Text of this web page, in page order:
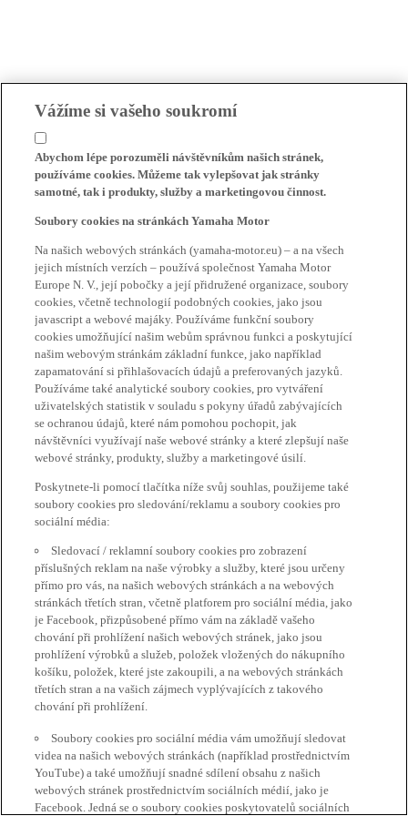
Vážíme si vašeho soukromí
Abychom lépe porozuměli návštěvníkům našich stránek,
používáme cookies. Můžeme tak vylepšovat jak stránky
samotné, tak i produkty, služby a marketingovou činnost.
Soubory cookies na stránkách Yamaha Motor
Na našich webových stránkách (yamaha-motor.eu) – a na všech
jejich místních verzích – používá společnost Yamaha Motor
Europe N. V., její pobočky a její přidružené organizace, soubory
cookies, včetně technologií podobných cookies, jako jsou
javascript a webové majáky. Používáme funkční soubory
cookies umožňující našim webům správnou funkci a poskytující
našim webovým stránkám základní funkce, jako například
zapamatování si přihlašovacích údajů a preferovaných jazyků.
Používáme také analytické soubory cookies, pro vytváření
uživatelských statistik v souladu s pokyny úřadů zabývajících
se ochranou údajů, které nám pomohou pochopit, jak
návštěvníci využívají naše webové stránky a které zlepšují naše
webové stránky, produkty, služby a marketingové úsilí.
Poskytnete-li pomocí tlačítka níže svůj souhlas, použijeme také
soubory cookies pro sledování/reklamu a soubory cookies pro
sociální média:
Sledovací / reklamní soubory cookies pro zobrazení
příslušných reklam na naše výrobky a služby, které jsou určeny
přímo pro vás, na našich webových stránkách a na webových
stránkách třetích stran, včetně platforem pro sociální média, jako
je Facebook, přizpůsobené přímo vám na základě vašeho
chování při prohlížení našich webových stránek, jako jsou
prohlížení výrobků a služeb, položek vložených do nákupního
košíku, položek, které jste zakoupili, a na webových stránkách
třetích stran a na vašich zájmech vyplývajících z takového
chování při prohlížení.
Soubory cookies pro sociální média vám umožňují sledovat
videa na našich webových stránkách (například prostřednictvím
YouTube) a také umožňují snadné sdílení obsahu z našich
webových stránek prostřednictvím sociálních médií, jako je
Facebook. Jedná se o soubory cookies poskytovatelů sociálních